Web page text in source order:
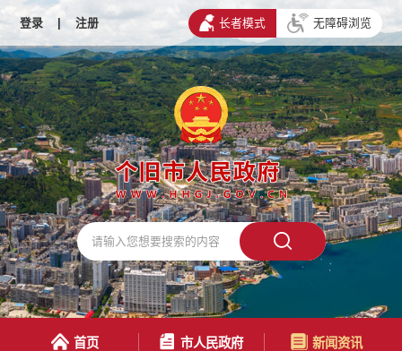
登录 | 注册 长者模式 无障碍浏览
首页 市人民政府 新闻资讯